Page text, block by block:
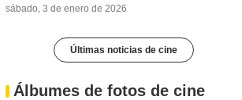
sábado, 3 de enero de 2026
Últimas noticias de cine
Álbumes de fotos de cine